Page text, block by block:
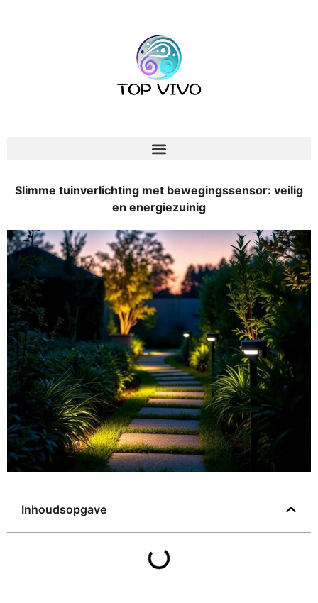
Slimme tuinverlichting met bewegingssensor: veilig
en energiezuinig
Inhoudsopgave